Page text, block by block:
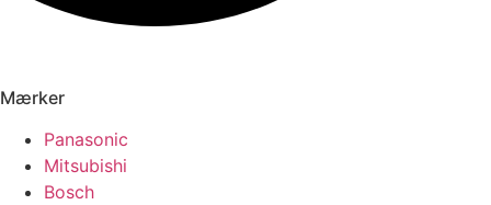
Mærker
Panasonic
Mitsubishi
Bosch